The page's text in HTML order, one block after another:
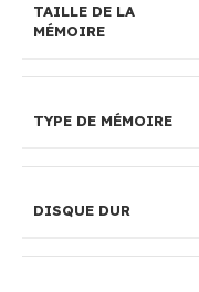
TAILLE DE LA
MÉMOIRE
TYPE DE MÉMOIRE
DISQUE DUR